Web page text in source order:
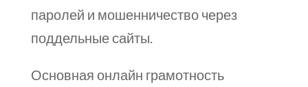
паролей и мошенничество через
поддельные сайты.
Основная онлайн грамотность